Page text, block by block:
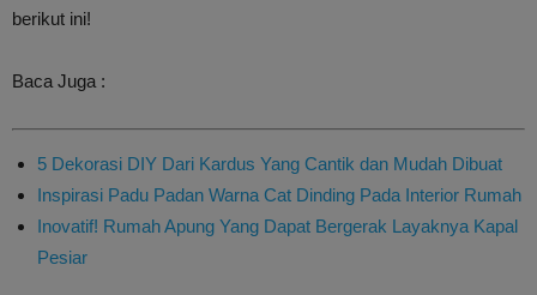
berikut ini!
Baca Juga :
5 Dekorasi DIY Dari Kardus Yang Cantik dan Mudah Dibuat
Inspirasi Padu Padan Warna Cat Dinding Pada Interior Rumah
Inovatif! Rumah Apung Yang Dapat Bergerak Layaknya Kapal
Pesiar